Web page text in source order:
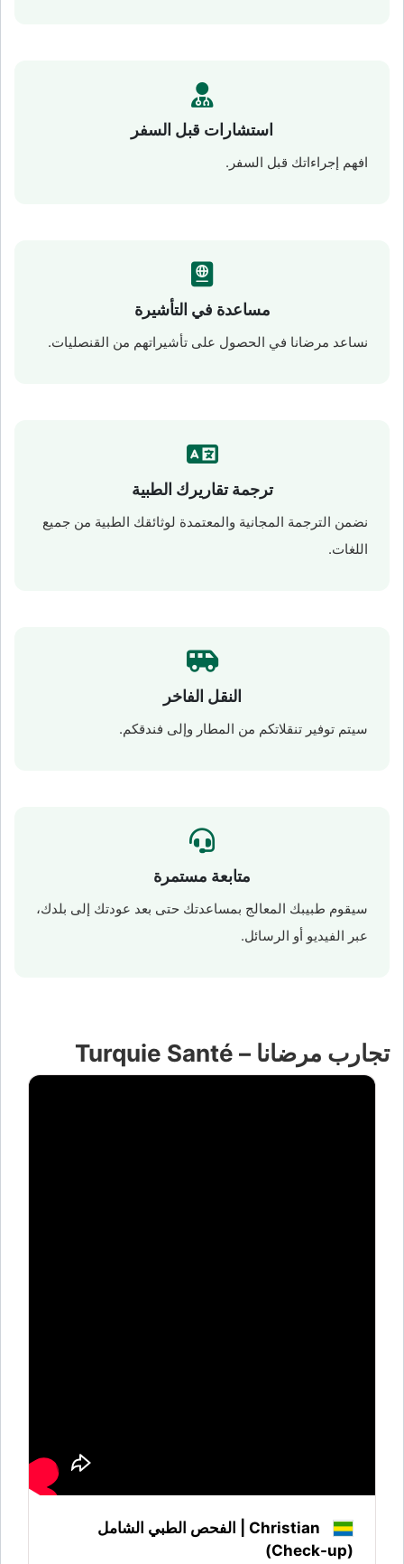
استشارات قبل السفر
افهم إجراءاتك قبل السفر.
مساعدة في التأشيرة
نساعد مرضانا في الحصول على تأشيراتهم من القنصليات.
ترجمة تقاريرك الطبية
نضمن الترجمة المجانية والمعتمدة لوثائقك الطبية من جميع
اللغات.
النقل الفاخر
سيتم توفير تنقلاتكم من المطار وإلى فندقكم.
متابعة مستمرة
سيقوم طبيبك المعالج بمساعدتك حتى بعد عودتك إلى بلدك،
عبر الفيديو أو الرسائل.
تجارب مرضانا – Turquie Santé
Christian | الفحص الطبي الشامل
(Check-up)